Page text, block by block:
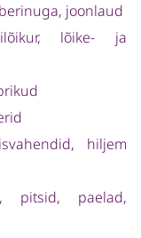
joonlaud
lõike- ja
hiljem
pitsid, paelad,